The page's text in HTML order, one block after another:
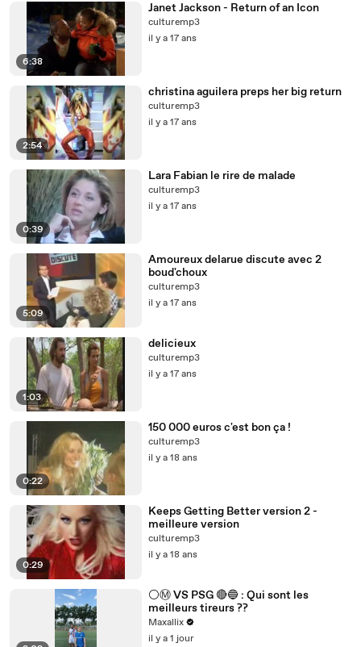
6:38
Janet Jackson - Return of an Icon
culturemp3
il y a 17 ans
2:54
christina aguilera preps her big return
culturemp3
il y a 17 ans
0:39
Lara Fabian le rire de malade
culturemp3
il y a 17 ans
5:09
Amoureux delarue discute avec 2
boud'choux
culturemp3
il y a 17 ans
1:03
delicieux
culturemp3
il y a 17 ans
0:22
150 000 euros c'est bon ça !
culturemp3
il y a 18 ans
0:29
Keeps Getting Better version 2 -
meilleure version
culturemp3
il y a 18 ans
⚪️Ⓜ️ VS PSG 🔴🔵 : Qui sont les
meilleurs tireurs ??
Maxallix
il y a 1 jour